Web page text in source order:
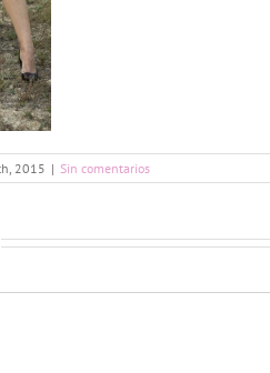
2015 | Sin comentarios